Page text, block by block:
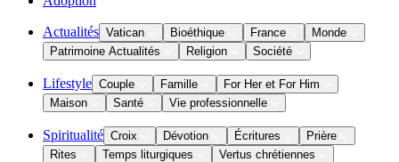
Actualités Vatican Bioéthique France
Monde
Patrimoine Actualités
Religion Société
Lifestyle Couple Famille
For Her et For Him
Maison
Santé Vie professionnelle
Spiritualité Croix Dévotion Écritures
Prière
Rites
Temps liturgiques Vertus chrétiennes